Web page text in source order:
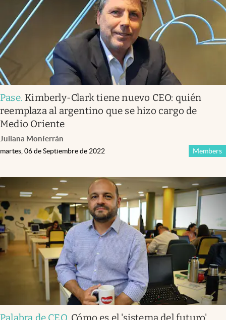
Pase. Kimberly-Clark tiene nuevo CEO: quién
reemplaza al argentino que se hizo cargo de
Medio Oriente
Juliana Monferrán
Members
martes, 06 de Septiembre de 2022
Palabra de CEO. Cómo es el 'sistema del futuro'